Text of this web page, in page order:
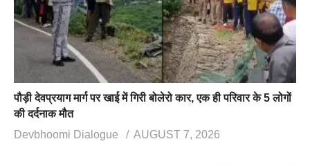
पौड़ी देवप्रयाग मार्ग पर खाई में गिरी बोलेरो कार, एक ही परिवार के 5 लोगों
की दर्दनाक मौत
Devbhoomi Dialogue
AUGUST 7, 2026